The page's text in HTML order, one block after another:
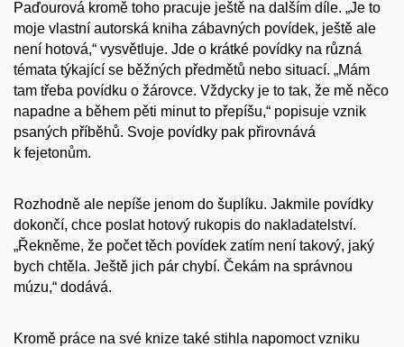
Paďourová kromě toho pracuje ještě na dalším díle. „Je to
moje vlastní autorská kniha zábavných povídek, ještě ale
není hotová,“ vysvětluje. Jde o krátké povídky na různá
témata týkající se běžných předmětů nebo situací. „Mám
tam třeba povídku o žárovce. Vždycky je to tak, že mě něco
napadne a během pěti minut to přepíšu,“ popisuje vznik
psaných příběhů. Svoje povídky pak přirovnává
k fejetonům.
Rozhodně ale nepíše jenom do šuplíku. Jakmile povídky
dokončí, chce poslat hotový rukopis do nakladatelství.
„Řekněme, že počet těch povídek zatím není takový, jaký
bych chtěla. Ještě jich pár chybí. Čekám na správnou
múzu,“ dodává.
Kromě práce na své knize také stihla napomoct vzniku